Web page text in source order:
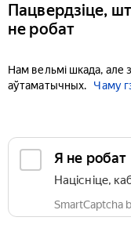
Пацвердзіце,
не робат
Нам вельмі шкада,
аўтаматычных.
Чаму
Я не робат
Націсніце,
SmartCaptcha